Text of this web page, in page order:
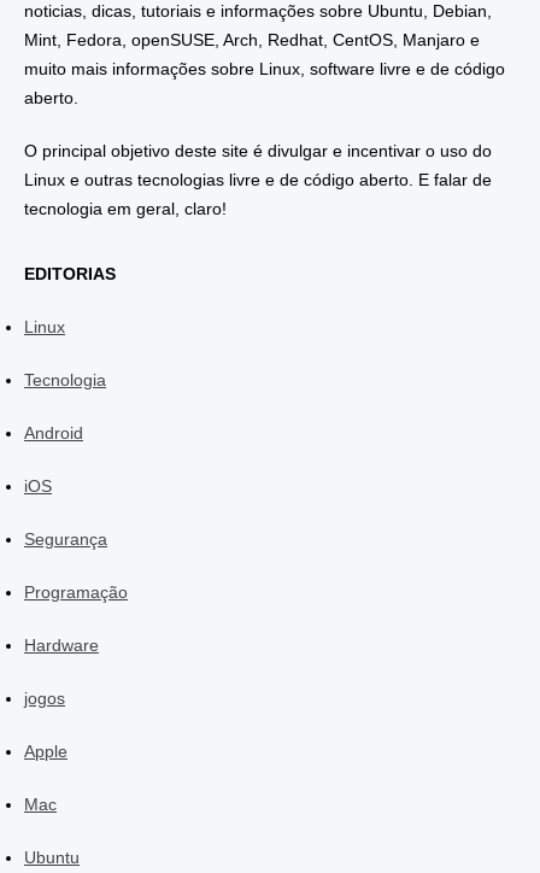
noticias, dicas, tutoriais e informações sobre Ubuntu, Debian,
Mint, Fedora, openSUSE, Arch, Redhat, CentOS, Manjaro e
muito mais informações sobre Linux, software livre e de código
aberto.
O principal objetivo deste site é divulgar e incentivar o uso do
Linux e outras tecnologias livre e de código aberto. E falar de
tecnologia em geral, claro!
EDITORIAS
Linux
Tecnologia
Android
iOS
Segurança
Programação
Hardware
jogos
Apple
Mac
Ubuntu